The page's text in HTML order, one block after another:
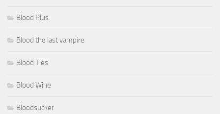
Blood Plus
Blood the last vampire
Blood Ties
Blood Wine
Bloodsucker